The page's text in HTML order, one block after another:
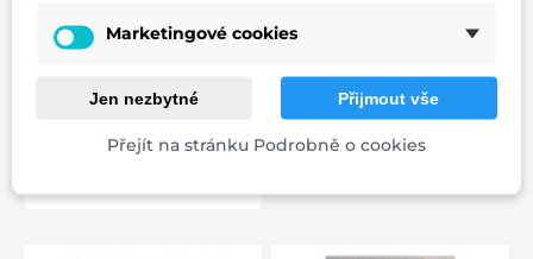
85%bavlna, 15%polyamid
Naše prostěradla jsou
Přidat k porovnání
Marketingové cookies
Jen nezbytné Přijmout vše
Přejít na stránku Podrobně o cookies